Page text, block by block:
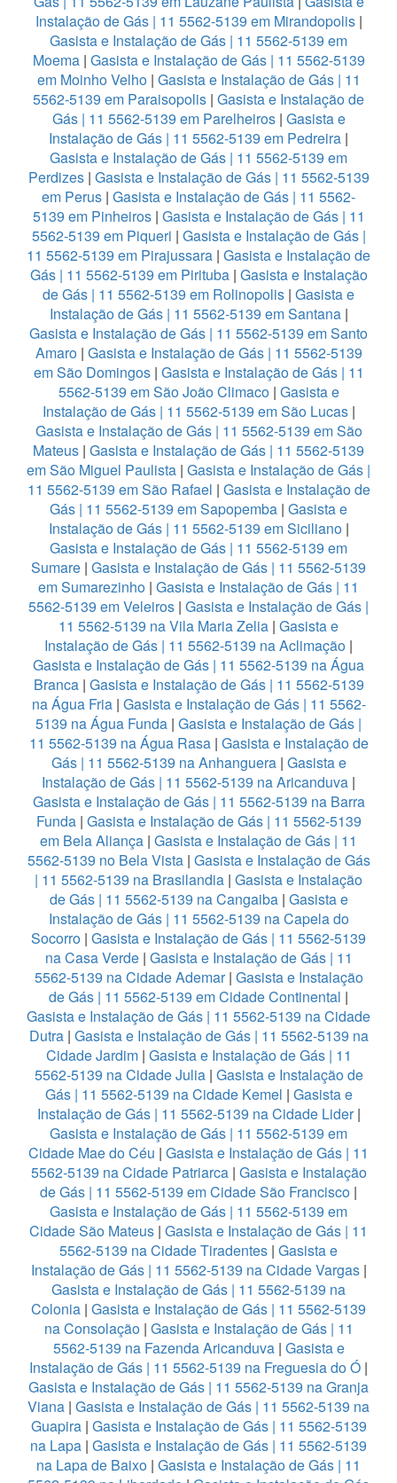
Instalação de Gás | 11 5562-5139 em Mirandopolis|
Gasista e Instalação de Gás | 11 5562-5139 em
Moema| Gasista e Instalação de Gás | 11 5562-5139
em Moinho Velho | Gasista e Instalação de Gás | 11
5562-5139 em Paraisopolis | Gasista e Instalação de
Gás | 11 5562-5139 em Parelheiros| Gasista e
Instalação de Gás | 11 5562-5139 em Pedreira |
Gasista e Instalação de Gás | 11 5562-5139 em
Perdizes| Gasista e Instalação de Gás | 11 5562-5139
em Perus | Gasista e Instalação de Gás | 11 5562-
5139 em Pinheiros| Gasista e Instalação de Gás | 11
5562-5139 em Piqueri | Gasista e Instalação de Gás |
11 5562-5139 em Pirajussara | Gasista e Instalação de
Gás | 11 5562-5139 em Pirituba| Gasista e Instalação
de Gás | 11 5562-5139 em Rolinopolis | Gasista e
Instalação de Gás | 11 5562-5139 em Santana|
Gasista e Instalação de Gás | 11 5562-5139 em Santo
Amaro| Gasista e Instalação de Gás | 11 5562-5139
em São Domingos| Gasista e Instalação de Gás | 11
5562-5139 em São João Climaco| Gasista e
Instalação de Gás | 11 5562-5139 em São Lucas|
Gasista e Instalação de Gás | 11 5562-5139 em São
Mateus | Gasista e Instalação de Gás | 11 5562-5139
em São Miguel Paulista | Gasista e Instalação de Gás |
11 5562-5139 em São Rafael | Gasista e Instalação de
Gás | 11 5562-5139 em Sapopemba | Gasista e
Instalação de Gás | 11 5562-5139 em Siciliano|
Gasista e Instalação de Gás | 11 5562-5139 em
Sumare | Gasista e Instalação de Gás | 11 5562-5139
em Sumarezinho | Gasista e Instalação de Gás | 11
5562-5139 em Veleiros | Gasista e Instalação de Gás |
11 5562-5139 na Vila Maria Zelia | Gasista e
Instalação de Gás | 11 5562-5139 na Aclimação |
Gasista e Instalação de Gás | 11 5562-5139 na Água
Branca| Gasista e Instalação de Gás | 11 5562-5139
na Água Fria| Gasista e Instalação de Gás | 11 5562-
5139 na Água Funda | Gasista e Instalação de Gás |
11 5562-5139 na Água Rasa | Gasista e Instalação de
Gás | 11 5562-5139 na Anhanguera| Gasista e
Instalação de Gás | 11 5562-5139 na Aricanduva |
Gasista e Instalação de Gás | 11 5562-5139 na Barra
Funda | Gasista e Instalação de Gás | 11 5562-5139
em Bela Aliança | Gasista e Instalação de Gás | 11
5562-5139 no Bela Vista| Gasista e Instalação de Gás
| 11 5562-5139 na Brasilandia | Gasista e Instalação
de Gás | 11 5562-5139 na Cangaiba| Gasista e
Instalação de Gás | 11 5562-5139 na Capela do
Socorro | Gasista e Instalação de Gás | 11 5562-5139
na Casa Verde| Gasista e Instalação de Gás | 11
5562-5139 na Cidade Ademar| Gasista e Instalação
de Gás | 11 5562-5139 em Cidade Continental |
Gasista e Instalação de Gás | 11 5562-5139 na Cidade
Dutra | Gasista e Instalação de Gás | 11 5562-5139 na
Cidade Jardim| Gasista e Instalação de Gás | 11
5562-5139 na Cidade Julia | Gasista e Instalação de
Gás | 11 5562-5139 na Cidade Kemel | Gasista e
Instalação de Gás | 11 5562-5139 na Cidade Lider|
Gasista e Instalação de Gás | 11 5562-5139 em
Cidade Mae do Céu | Gasista e Instalação de Gás | 11
5562-5139 na Cidade Patriarca| Gasista e Instalação
de Gás | 11 5562-5139 em Cidade São Francisco |
Gasista e Instalação de Gás | 11 5562-5139 em
Cidade São Mateus | Gasista e Instalação de Gás | 11
5562-5139 na Cidade Tiradentes | Gasista e
Instalação de Gás | 11 5562-5139 na Cidade Vargas |
Gasista e Instalação de Gás | 11 5562-5139 na
Colonia | Gasista e Instalação de Gás | 11 5562-5139
na Consolação | Gasista e Instalação de Gás | 11
5562-5139 na Fazenda Aricanduva| Gasista e
Instalação de Gás | 11 5562-5139 na Freguesia do Ó |
Gasista e Instalação de Gás | 11 5562-5139 na Granja
Viana | Gasista e Instalação de Gás | 11 5562-5139 na
Guapira| Gasista e Instalação de Gás | 11 5562-5139
na Lapa | Gasista e Instalação de Gás | 11 5562-5139
na Lapa de Baixo | Gasista e Instalação de Gás | 11